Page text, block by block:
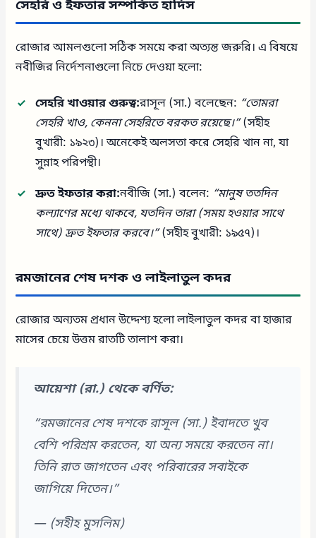
সেহরি ও ইফতার সম্পর্কিত হাদিস
রোজার আমলগুলো সঠিক সময়ে করা অত্যন্ত জরুরি। এ বিষয়ে
নবীজির নির্দেশনাগুলো নিচে দেওয়া হলো:
সেহরি খাওয়ার গুরুত্ব:রাসূল (সা.) বলেছেন: “তোমরা
সেহরি খাও, কেননা সেহরিতে বরকত রয়েছে।”(সহীহ
বুখারী: ১৯২৩)। অনেকেই অলসতা করে সেহরি খান না, যা
সুন্নাহ পরিপন্থী।
দ্রুত ইফতার করা:নবীজি (সা.) বলেন: “মানুষ ততদিন
কল্যাণের মধ্যে থাকবে, যতদিন তারা (সময় হওয়ার সাথে
সাথে) দ্রুত ইফতার করবে।”(সহীহ বুখারী: ১৯৫৭)।
রমজানের শেষ দশক ও লাইলাতুল কদর
রোজার অন্যতম প্রধান উদ্দেশ্য হলো লাইলাতুল কদর বা হাজার
মাসের চেয়ে উত্তম রাতটি তালাশ করা।
আয়েশা (রা.) থেকে বর্ণিত:
“রমজানের শেষ দশকে রাসূল (সা.) ইবাদতে খুব
বেশি পরিশ্রম করতেন, যা অন্য সময়ে করতেন না।
তিনি রাত জাগতেন এবং পরিবারের সবাইকে
জাগিয়ে দিতেন।”
— (সহীহ মুসলিম)